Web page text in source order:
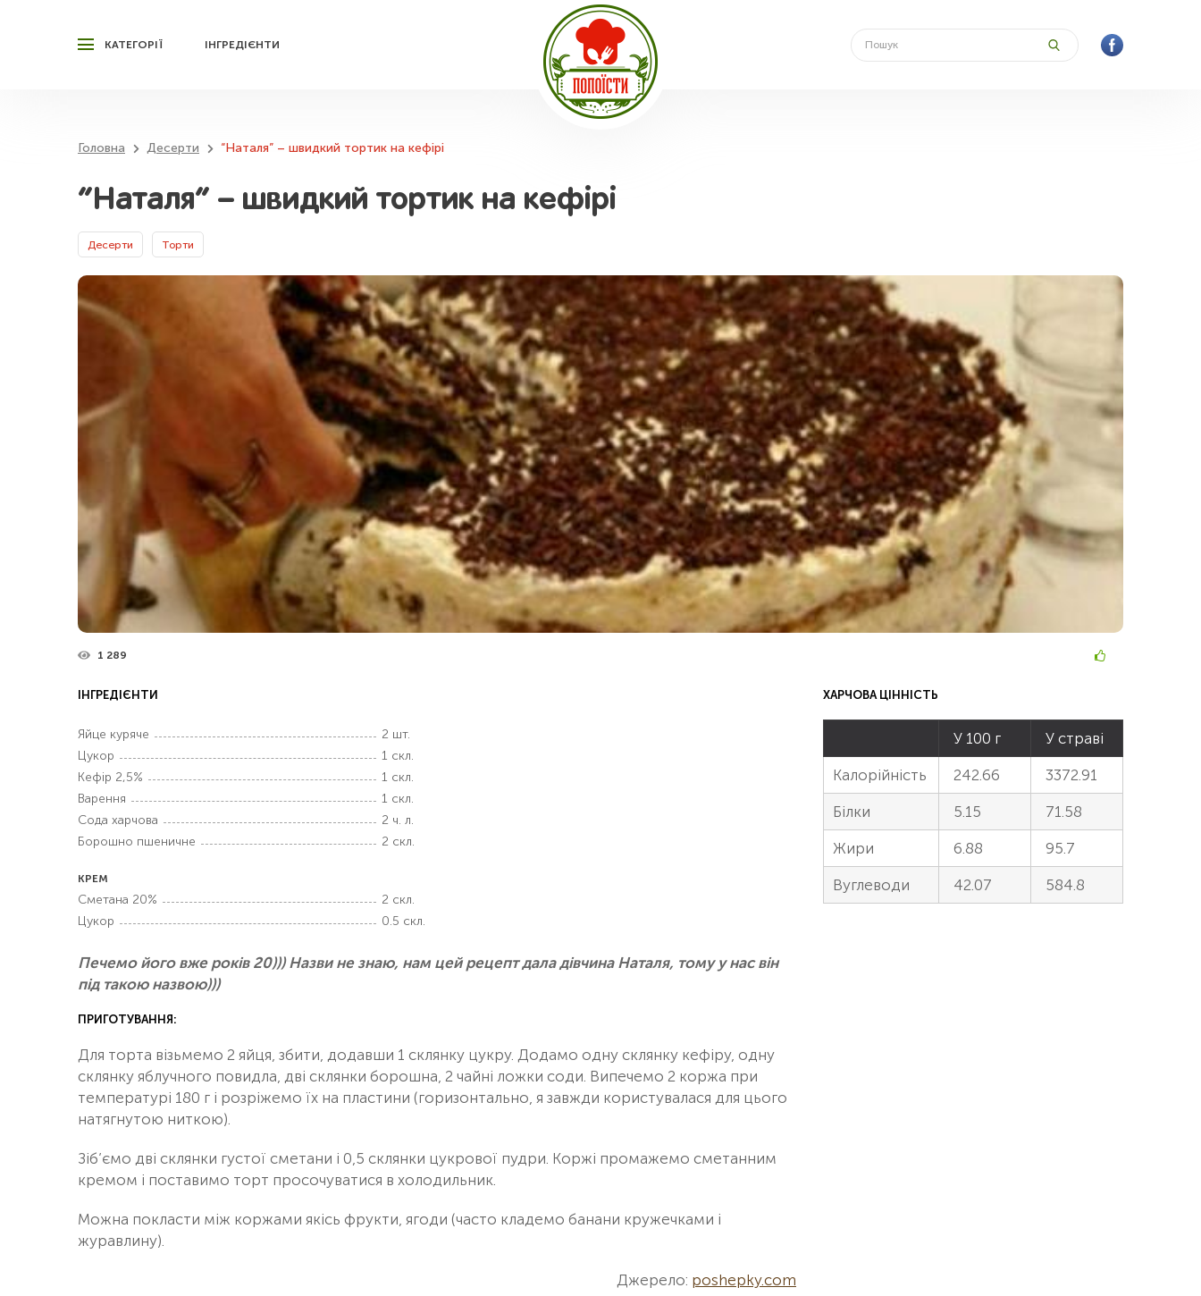
КАТЕГОРІЇ ІНГРЕДІЄНТИ
Головна Десерти “Наталя” – швидкий тортик на кефірі
“Наталя” – швидкий тортик на кефірі
Десерти Торти
1 289
ІНГРЕДІЄНТИ
Яйце куряче
2 шт.
Цукор
1 скл.
Кефір 2,5%
1 скл.
Варення
1 скл.
Сода харчова
2 ч. л.
Борошно пшеничне
2 скл.
КРЕМ
Сметана 20%
2 скл.
Цукор
0.5 скл.
Печемо його вже років 20))) Назви не знаю, нам цей рецепт дала дівчина Наталя, тому у нас він
під такою назвою)))
ПРИГОТУВАННЯ:
Для торта візьмемо 2 яйця, збити, додавши 1 склянку цукру. Додамо одну склянку кефіру, одну
склянку яблучного повидла, дві склянки борошна, 2 чайні ложки соди. Випечемо 2 коржа при
температурі 180 г і розріжемо їх на пластини (горизонтально, я завжди користувалася для цього
натягнутою ниткою).
Зіб’ємо дві склянки густої сметани і 0,5 склянки цукрової пудри. Коржі промажемо сметанним
кремом і поставимо торт просочуватися в холодильник.
Можна покласти між коржами якісь фрукти, ягоди (часто кладемо банани кружечками і
журавлину).
Джерело: poshepky.com
ХАРЧОВА ЦІННІСТЬ
У 100 г У страві
Калорійність 242.66 3372.91
Білки 5.15 71.58
Жири 6.88 95.7
Вуглеводи 42.07 584.8